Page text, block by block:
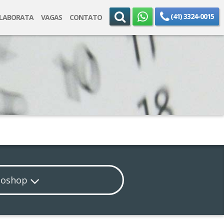
VAGAS CONTATO (41) 3324-0015